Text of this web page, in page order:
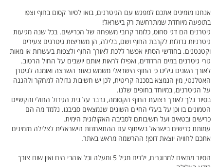
אנחנו מזמינים אתכם למפגש עם הגיטרנים, בואו לסיור קסום בחוף וצפו
בתופעה מיוחדת שמתרחשת רק בישראל!
גיטרנים הם דגי סחוס, כלומר קרובי משפחה של הכרישים. בכל שנה מגיעות
גיטרניות גדולות לקרבת החוף ושם, בלילה, הן משריצות גיטרנים צעירים
וקטנטנים. בחודשי הסתיו אפשר ללכת לאורך החוף ולצפות בעשרות או מאות
גורי גיטרנים במים הרדודים, ואפילו לראות אותם יושבים על החול הרטוב.
לאורך השנים גילינו כי החוף הישראלי משמש כאזור השרצה ואומנה לגיטרן
האטלנטי, מין הנמצא בסכנה קריטית, לכן יש חשיבות גדולה למחקר ולהגנה
על הגיטרנים, במיוחד בחופים שלנו.
בסיור נלך לאורך רצועת החוף הקסומה, נדבר על בית הגידול החולי והקשיים
הטמונים בו וכן על בעלי החיים השונים שנמצאים סביבנו. נלמד מה הם
כרישים ובטאים ועל חשיבותם לסביבה האקולוגית הימית.
עמותת כרישים בישראל בשיתוף עם ההתאחדות הישראלית לצלילה מזמינים
אתכם לחוויה יוצאת דופן! ההרשמה מראש באתר.
הסיור מתאים למבוגרים, ילדים מגיל 5 ומעלה וכל אוהבי הים ואין שום צורך